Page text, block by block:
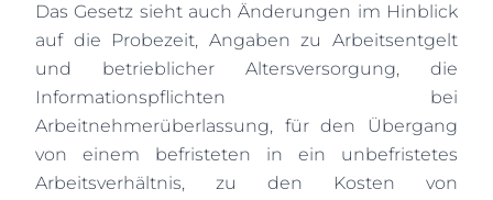
Das Gesetz sieht auch Änderungen im Hinblick
auf die Probezeit, Angaben zu Arbeitsentgelt
und betrieblicher Altersversorgung, die
Informationspflichten bei
Arbeitnehmerüberlassung, für den Übergang
von einem befristeten in ein unbefristetes
Arbeitsverhältnis, zu den Kosten von